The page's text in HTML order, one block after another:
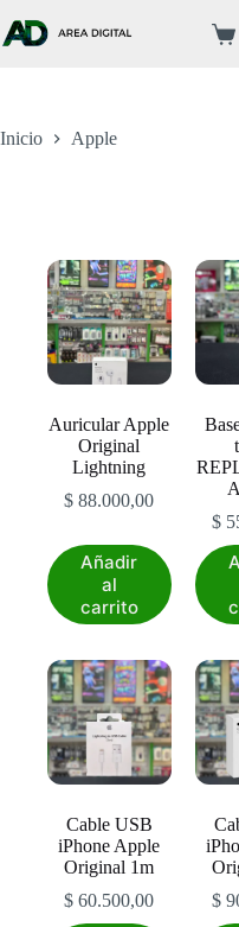
al
contenido
Inicio Apple
Auricular Apple
Original
Lightning
$ 88.000,00
Añadir
al
carrito
$
Cable USB
iPhone Apple
Original 1m
$ 60.500,00
$